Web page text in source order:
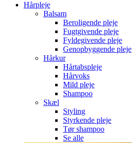
Hårpleje
Balsam
Beroligende pleje
Fugtgivende pleje
Fyldegivende pleje
Genopbyggende pleje
Hårkur
Hårtabspleje
Hårvoks
Mild pleje
Shampoo
Skæl
Styling
Styrkende pleje
Tør shampoo
Se alle